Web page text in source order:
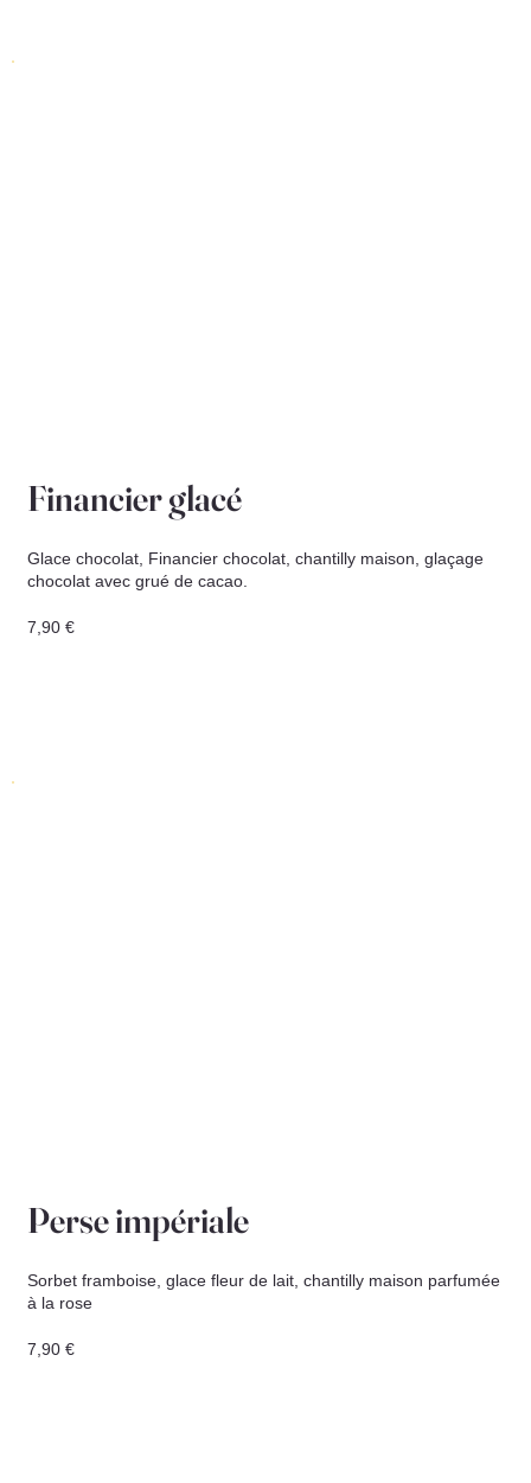
Financier glacé
Glace chocolat, Financier chocolat, chantilly maison, glaçage
chocolat avec grué de cacao.
7,90 €
Perse impériale
Sorbet framboise, glace fleur de lait, chantilly maison parfumée
à la rose
7,90 €